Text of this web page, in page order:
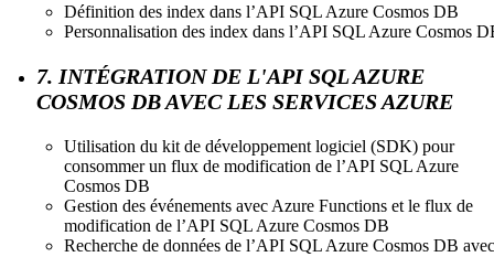
Définition des index dans l’API SQL Azure Cosmos DB
Personnalisation des index dans l’API SQL Azure Cosmos
7. INTÉGRATION DE L'API SQL AZURE
COSMOS DB AVEC LES SERVICES AZURE
Utilisation du kit de développement logiciel (SDK) pour
consommer un flux de modification de l’API SQL Azure
Cosmos DB
Gestion des événements avec Azure Functions et le flux de
modification de l’API SQL Azure Cosmos DB
Recherche de données de l’API SQL Azure Cosmos DB avec